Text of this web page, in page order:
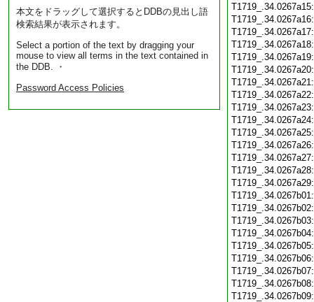
本文をドラッグして選択するとDDBの見出し語
検索結果が表示されます。
Select a portion of the text by dragging your
mouse to view all terms in the text contained in
the DDB. ・
Password Access Policies